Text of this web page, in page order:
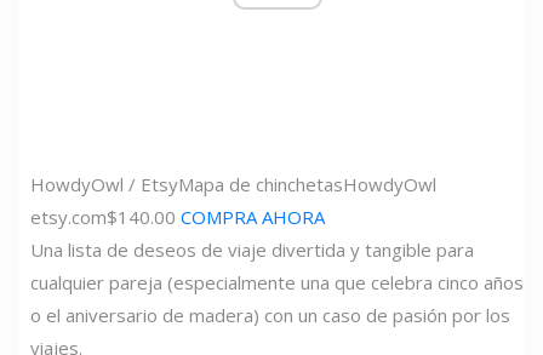
HowdyOwl / EtsyMapa de chinchetasHowdyOwl
etsy.com$140.00 COMPRA AHORA
Una lista de deseos de viaje divertida y tangible para
cualquier pareja (especialmente una que celebra cinco años
o el aniversario de madera) con un caso de pasión por los
viajes.